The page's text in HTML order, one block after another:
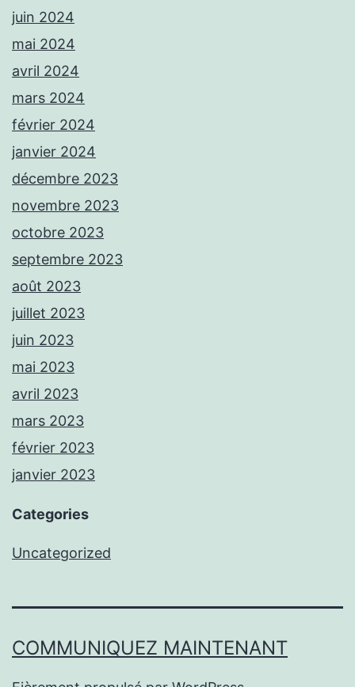
juin 2024
mai 2024
avril 2024
mars 2024
février 2024
janvier 2024
décembre 2023
novembre 2023
octobre 2023
septembre 2023
août 2023
juillet 2023
juin 2023
mai 2023
avril 2023
mars 2023
février 2023
janvier 2023
Categories
Uncategorized
COMMUNIQUEZ MAINTENANT